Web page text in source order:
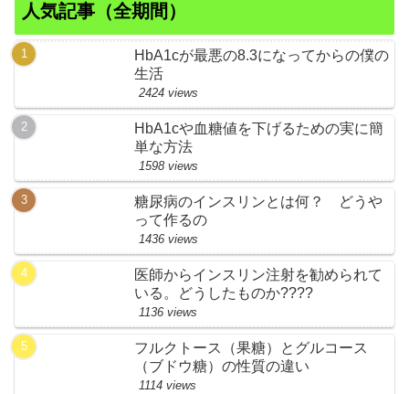
人気記事（全期間）
HbA1cが最悪の8.3になってからの僕の
生活
2424 views
HbA1cや血糖値を下げるための実に簡
単な方法
1598 views
糖尿病のインスリンとは何？ どうや
って作るの
1436 views
医師からインスリン注射を勧められて
いる。どうしたものか????
1136 views
フルクトース（果糖）とグルコース
（ブドウ糖）の性質の違い
1114 views